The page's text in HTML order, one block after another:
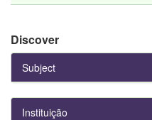
Discover
Subject
Instituição